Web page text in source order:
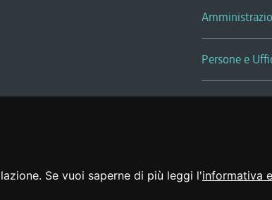
Se vuoi saperne di più leggi l'informativa
Persone e
Sala Tiziano
| feedback